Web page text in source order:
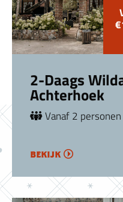
2-Daags
Achterhoek
Vanaf 2 personen
bekijk